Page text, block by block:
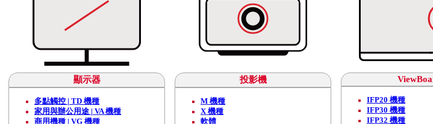
顯示器
多點觸控 | TD 機種
家用與辦公用途 | VA 機種
商用機種 | VG 機種
投影機
M 機種
X 機種
軟體
IFP20 機種
IFP30 機種
IFP32 機種